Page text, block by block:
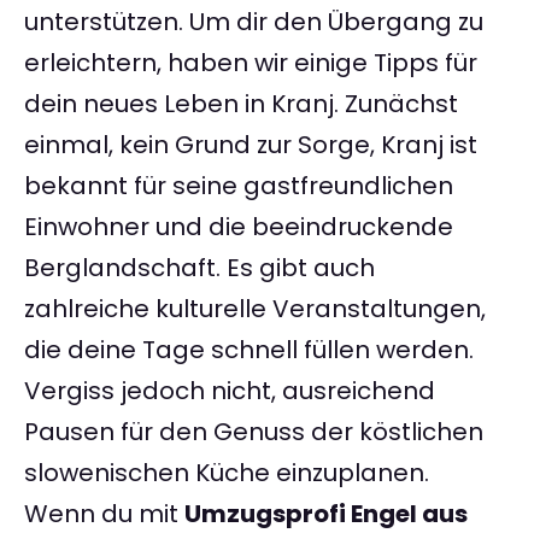
unterstützen. Um dir den Übergang zu
erleichtern, haben wir einige Tipps für
dein neues Leben in Kranj. Zunächst
einmal, kein Grund zur Sorge, Kranj ist
bekannt für seine gastfreundlichen
Einwohner und die beeindruckende
Berglandschaft. Es gibt auch
zahlreiche kulturelle Veranstaltungen,
die deine Tage schnell füllen werden.
Vergiss jedoch nicht, ausreichend
Pausen für den Genuss der köstlichen
slowenischen Küche einzuplanen.
Wenn du mit Umzugsprofi Engel aus